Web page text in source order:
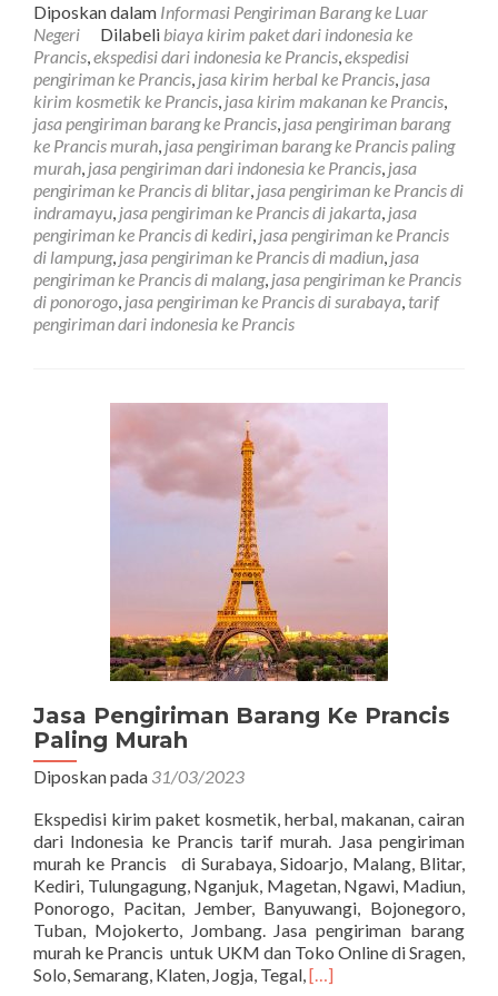
about
Jasa
Kirim
Paket
Ke
Negara
Prancis
Terdekat
dan
Murah
Diposkan dalam Informasi Pengiriman Barang ke Luar
Negeri
Dilabeli biaya kirim paket dari indonesia ke
Prancis,ekspedisi dari indonesia ke Prancis,ekspedisi
pengiriman ke Prancis, jasa kirim herbal ke Prancis, jasa
kirim kosmetik ke Prancis, jasa kirim makanan ke Prancis,
jasa pengiriman barang ke Prancis, jasa pengiriman barang
ke Prancis murah, jasa pengiriman barang ke Prancis paling
murah, jasa pengiriman dari indonesia ke Prancis, jasa
pengiriman ke Prancis di blitar, jasa pengiriman ke Prancis di
indramayu, jasa pengiriman ke Prancis di jakarta, jasa
pengiriman ke Prancis di kediri, jasa pengiriman ke Prancis
di lampung, jasa pengiriman ke Prancis di madiun, jasa
pengiriman ke Prancis di malang, jasa pengiriman ke Prancis
di ponorogo, jasa pengiriman ke Prancis di surabaya, tarif
pengiriman dari indonesia ke Prancis
Jasa Pengiriman Barang Ke Prancis
Paling Murah
Diposkan pada 31/03/2023
Ekspedisi kirim paket kosmetik, herbal, makanan, cairan
dari Indonesia ke Prancis tarif murah. Jasa pengiriman
murah ke Prancis di Surabaya, Sidoarjo, Malang, Blitar,
Kediri, Tulungagung, Nganjuk, Magetan, Ngawi, Madiun,
Ponorogo, Pacitan, Jember, Banyuwangi, Bojonegoro,
Tuban, Mojokerto, Jombang. Jasa pengiriman barang
murah ke Prancis untuk UKM dan Toko Online di Sragen,
Solo, Semarang, Klaten, Jogja, Tegal,Read
[…]